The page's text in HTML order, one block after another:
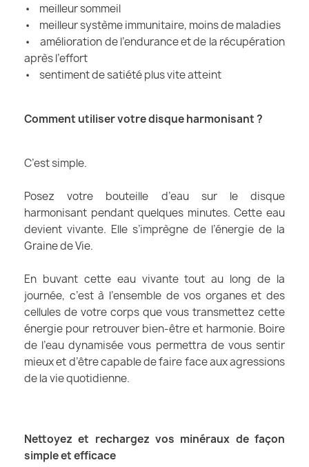
• meilleur sommeil
• meilleur système immunitaire, moins de maladies
• amélioration de l’endurance et de la récupération
après l’effort
• sentiment de satiété plus vite atteint
Comment utiliser votre disque harmonisant ?
C’est simple.
Posez votre bouteille d’eau sur le disque
harmonisant pendant quelques minutes. Cette eau
devient vivante. Elle s’imprègne de l’énergie de la
Graine de Vie.
En buvant cette eau vivante tout au long de la
journée, c’est à l’ensemble de vos organes et des
cellules de votre corps que vous transmettez cette
énergie pour retrouver bien-être et harmonie. Boire
de l’eau dynamisée vous permettra de vous sentir
mieux et d’être capable de faire face aux agressions
de la vie quotidienne.
Nettoyez et rechargez vos minéraux de façon
simple et efficace